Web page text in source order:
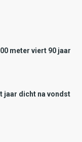
meter viert 90 jaar
jaar dicht na vondst